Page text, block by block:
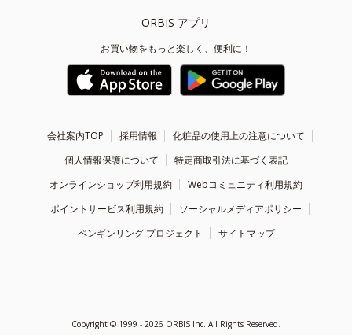
ORBIS アプリ
お買い物をもっと楽しく、便利に！
会社案内TOP 採用情報
化粧品の使用上の注意について
個人情報保護について
特定商取引法に基づく表記
オンラインショップ利用規約
Webコミュニティ利用規約
ポイントサービス利用規約
ソーシャルメディアポリシー
ペンギンリング プロジェクト
サイトマップ
Copyright © 1999 - 2026 ORBIS Inc. All Rights Reserved.